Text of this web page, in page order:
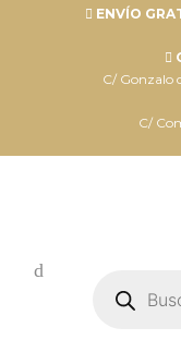
ENVÍO
C/ Gonzalo
C/
productos